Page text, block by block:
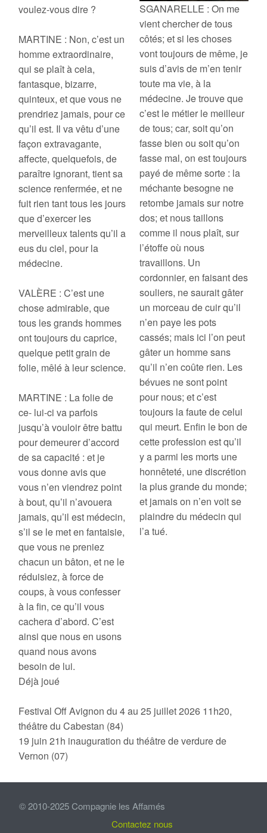
voulez-vous dire ?
MARTINE : Non, c’est un
homme extraordinaire,
qui se plaît à cela,
fantasque, bizarre,
quinteux, et que vous ne
prendriez jamais, pour ce
qu’il est. Il va vêtu d’une
façon extravagante,
affecte, quelquefois, de
paraître ignorant, tient sa
science renfermée, et ne
fuit rien tant tous les jours
que d’exercer les
merveilleux talents qu’il a
eus du ciel, pour la
médecine.
VALÈRE : C’est une
chose admirable, que
tous les grands hommes
ont toujours du caprice,
quelque petit grain de
folie, mêlé à leur science.
MARTINE : La folie de
ce- lui-ci va parfois
jusqu’à vouloir être battu
pour demeurer d’accord
de sa capacité : et je
vous donne avis que
vous n’en viendrez point
à bout, qu’il n’avouera
jamais, qu’il est médecin,
s’il se le met en fantaisie,
que vous ne preniez
chacun un bâton, et ne le
réduisiez, à force de
coups, à vous confesser
à la fin, ce qu’il vous
cachera d’abord. C’est
ainsi que nous en usons
quand nous avons
besoin de lui.
SGANARELLE : On me
vient chercher de tous
côtés; et si les choses
vont toujours de même, je
suis d’avis de m’en tenir
toute ma vie, à la
médecine. Je trouve que
c’est le métier le meilleur
de tous; car, soit qu’on
fasse bien ou soit qu’on
fasse mal, on est toujours
payé de même sorte : la
méchante besogne ne
retombe jamais sur notre
dos; et nous taillons
comme il nous plaît, sur
l’étoffe où nous
travaillons. Un
cordonnier, en faisant des
souliers, ne saurait gâter
un morceau de cuir qu’il
n’en paye les pots
cassés; mais ici l’on peut
gâter un homme sans
qu’il n’en coûte rien. Les
bévues ne sont point
pour nous; et c’est
toujours la faute de celui
qui meurt. Enfin le bon de
cette profession est qu’il
y a parmi les morts une
honnêteté, une discrétion
la plus grande du monde;
et jamais on n’en voit se
plaindre du médecin qui
l’a tué.
Déjà joué
Festival Off Avignon du 4 au 25 juillet 2026 11h20,
théâtre du Cabestan (84)
19 juin 21h inauguration du théâtre de verdure de
Vernon (07)
© 2010-2025 Compagnie les Affamés
Contactez nous